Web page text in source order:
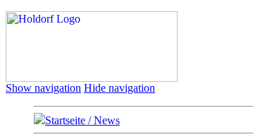
Show navigation Hide navigation
Startseite / News